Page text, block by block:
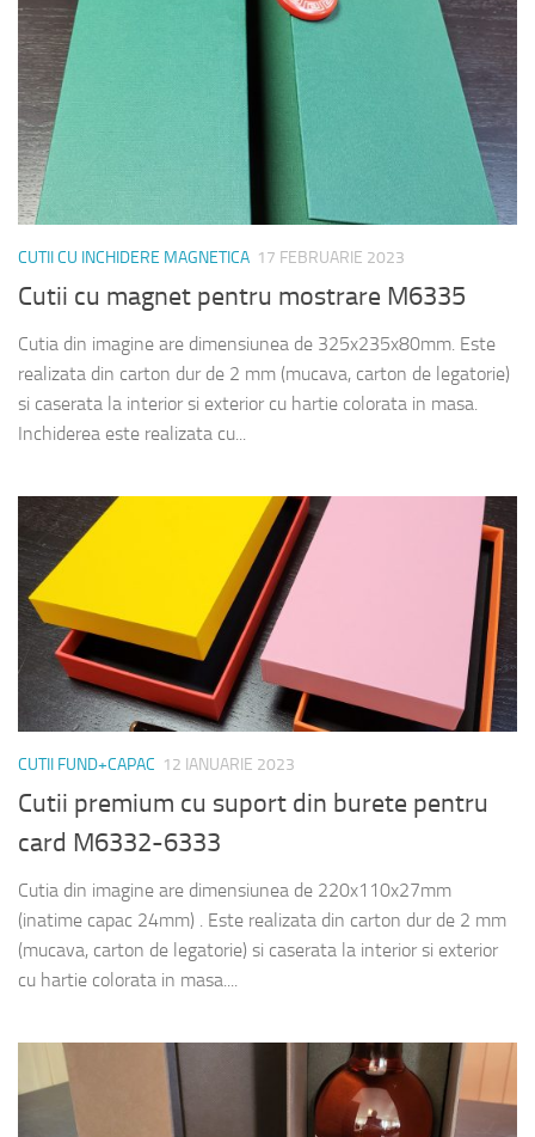
CUTII CU INCHIDERE MAGNETICA 17 FEBRUARIE 2023
Cutii cu magnet pentru mostrare M6335
Cutia din imagine are dimensiunea de 325x235x80mm. Este
realizata din carton dur de 2 mm (mucava, carton de legatorie)
si caserata la interior si exterior cu hartie colorata in masa.
Inchiderea este realizata cu...
CUTII FUND+CAPAC 12 IANUARIE 2023
Cutii premium cu suport din burete pentru
card M6332-6333
Cutia din imagine are dimensiunea de 220x110x27mm
(inatime capac 24mm) . Este realizata din carton dur de 2 mm
(mucava, carton de legatorie) si caserata la interior si exterior
cu hartie colorata in masa....